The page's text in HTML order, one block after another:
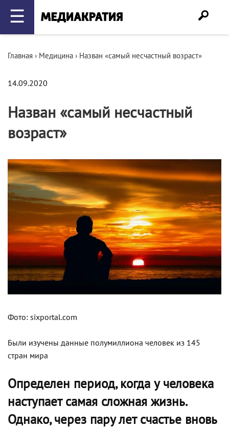
☰
Главная › Медицина › Назван «самый несчастный возраст»
14.09.2020
Назван «самый несчастный
возраст»
Фото: sixportal.com
Были изучены данные полумиллиона человек из 145
стран мира
Определен период, когда у человека
наступает самая сложная жизнь.
Однако, через пару лет счастье вновь